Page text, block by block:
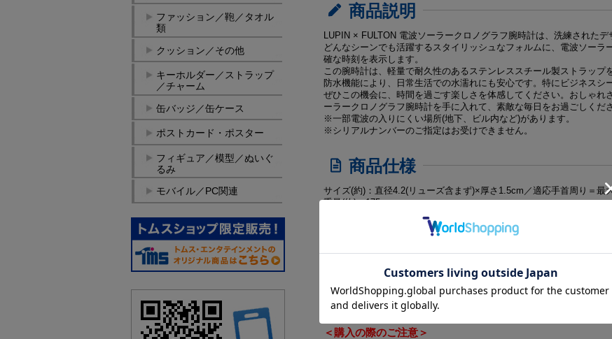
ファッション／鞄／タオル
類
クッション／その他
キーホルダー／ストラップ
／チャーム
缶バッジ／缶ケース
ポストカード・ポスター
フィギュア／模型／ぬいぐ
るみ
モバイル／PC関連
商品説明
LUPIN × FULTON 電波ソーラークロノグラフ腕時計は、洗練された
どんなシーンでも活躍するスタイリッシュなフォルムに、電波ソー
確な時刻を表示します。
この腕時計は、軽量で耐久性のあるステンレススチール製ストラッ
防水機能により、日常生活での水濡れにも安心です。特にビジネスシ
ぜひこの機会に、時間を過ごす楽しさを体感してください。おしゃれ
ーラークロノグラフ腕時計を手に入れて、素敵な毎日をお過ごしくだ
※一部電波の入りにくい場所(地下、ビル内など)があります。
※シリアルナンバーのご指定はお受けできません。
商品仕様
サイズ(約)：直径4.2(リューズ含まず)×厚さ1.5cm／適応手首周り＝最
重量(約)：175g
販売期間
◎お届け時期
ご注文完了から1週間程度
※注文状況、交通事情等により発送に遅れが出る場合がございます。
＜購入の際のご注意＞